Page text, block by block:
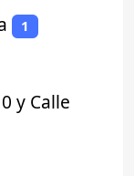
1
y Calle